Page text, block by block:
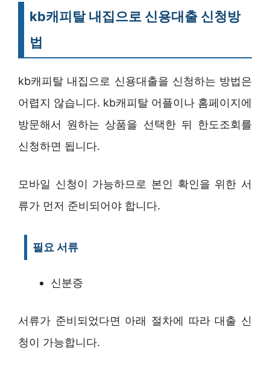
kb캐피탈 내집으로 신용대출 신청방
법
kb캐피탈 내집으로 신용대출을 신청하는 방법은
어렵지 않습니다. kb캐피탈 어플이나 홈페이지에
방문해서 원하는 상품을 선택한 뒤 한도조회를
신청하면 됩니다.
모바일 신청이 가능하므로 본인 확인을 위한 서
류가 먼저 준비되어야 합니다.
필요 서류
신분증
서류가 준비되었다면 아래 절차에 따라 대출 신
청이 가능합니다.